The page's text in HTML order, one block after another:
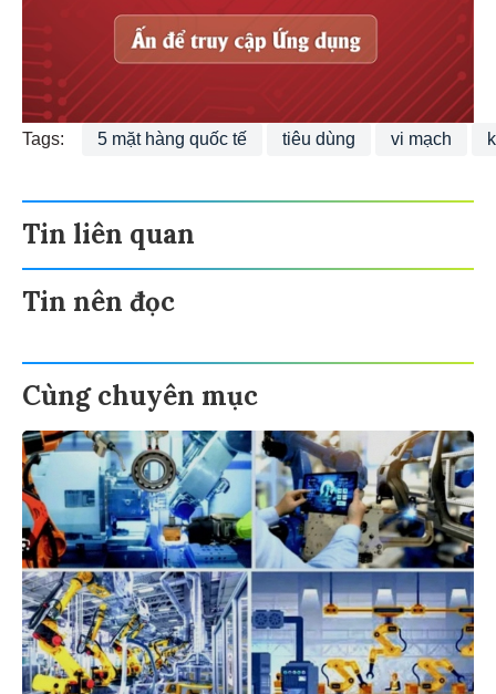
Tags: 5 mặt hàng quốc tế tiêu dùng vi mạch
Tin liên quan
Tin nên đọc
Cùng chuyên mục